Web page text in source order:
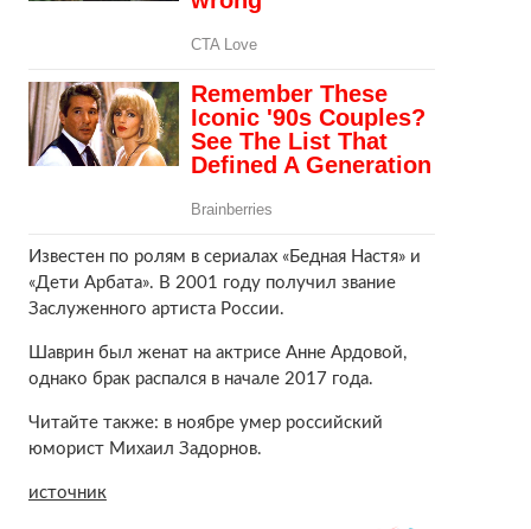
Известен по ролям в сериалах «Бедная Настя» и
«Дети Арбата». В 2001 году получил звание
Заслуженного артиста России.
Шаврин был женат на актрисе Анне Ардовой,
однако брак распался в начале 2017 года.
Читайте также: в ноябре умер российский
юморист Михаил Задорнов.
источник